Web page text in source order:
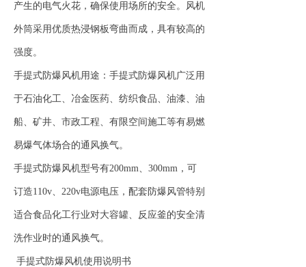
产生的电气火花，确保使用场所的安全。风机
外筒采用优质热浸钢板弯曲而成，具有较高的
强度。
手提式防爆风机用途：手提式防爆风机广泛用
于石油化工、冶金医药、纺织食品、油漆、油
船、矿井、市政工程、有限空间施工等有易燃
易爆气体场合的通风换气。
手提式防爆风机型号有200mm、300mm，可
订造110v、220v电源电压，配套防爆风管特别
适合食品化工行业对大容罐、反应釜的安全清
洗作业时的通风换气。
手提式防爆风机使用说明书